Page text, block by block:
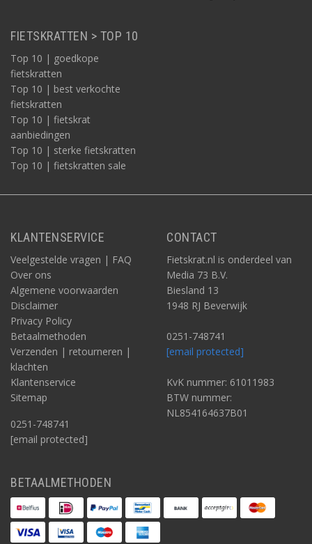
FIETSKRATTEN > TOP 10
Top 10 | goedkope
fietskratten
Top 10 | best verkochte
fietskratten
Top 10 | fietskrat
aanbiedingen
Top 10 | sterke fietskratten
Top 10 | fietskratten sale
KLANTENSERVICE
Veelgestelde vragen | FAQ
Over ons
Algemene voorwaarden
Disclaimer
Privacy Policy
Betaalmethoden
Verzenden | retourneren |
klachten
Klantenservice
Sitemap
0251-748741
[email protected]
CONTACT
Fietskrat.nl is onderdeel van
Media 73 B.V.
Biesland 13
1948 RJ Beverwijk
0251-748741
[email protected]
KvK nummer: 61011983
BTW nummer:
NL854164637B01
BETAALMETHODEN